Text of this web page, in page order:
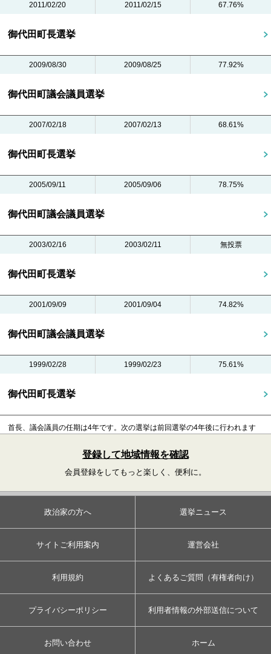
2011/02/20 2011/02/15 67.76%
御代田町長選挙
2009/08/30 2009/08/25 77.92%
御代田町議会議員選挙
2007/02/18 2007/02/13 68.61%
御代田町長選挙
2005/09/11 2005/09/06 78.75%
御代田町議会議員選挙
2003/02/16 2003/02/11 無投票
御代田町長選挙
2001/09/09 2001/09/04 74.82%
御代田町議会議員選挙
1999/02/28 1999/02/23 75.61%
御代田町長選挙
首長、議会議員の任期は4年です。 次の選挙は前回選挙の4年後に行われます
登録して地域情報を確認
会員登録をしてもっと楽しく、便利に。
政治家の方へ 選挙ニュース
サイトご利用案内 運営会社
利用規約 よくあるご質問（有権者向け）
プライバシーポリシー 利用者情報の外部送信について
お問い合わせ ホーム